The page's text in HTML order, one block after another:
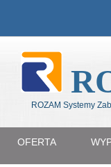
ROZAM Systemy
OFERTA